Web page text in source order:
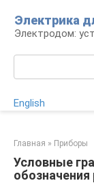
контенту
Электрика
Электродом:
English
Главная » Приборы
Условные
обозначения